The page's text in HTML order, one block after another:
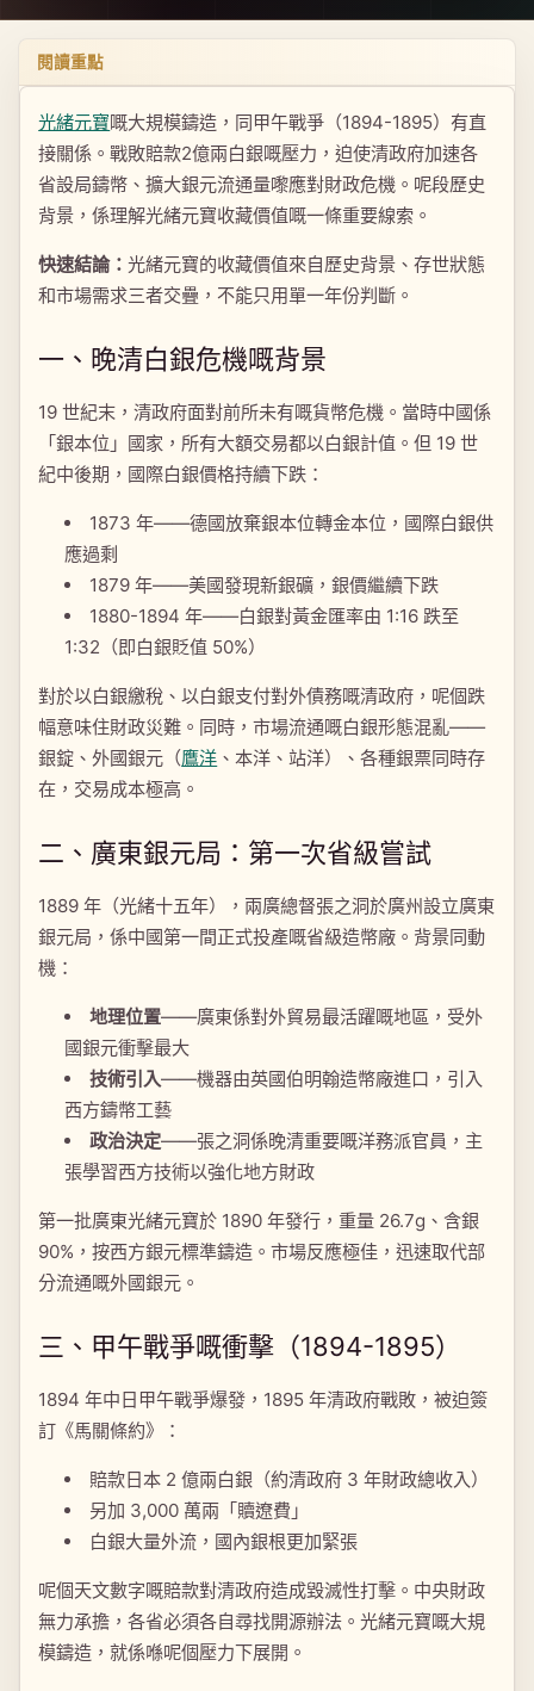
閱讀重點
光緒元寶嘅大規模鑄造，同甲午戰爭（1894-1895）有直
接關係。戰敗賠款2億兩白銀嘅壓力，迫使清政府加速各
省設局鑄幣、擴大銀元流通量嚟應對財政危機。呢段歷史
背景，係理解光緒元寶收藏價值嘅一條重要線索。
快速結論：光緒元寶的收藏價值來自歷史背景、存世狀態
和市場需求三者交疊，不能只用單一年份判斷。
一、晚清白銀危機嘅背景
19 世紀末，清政府面對前所未有嘅貨幣危機。當時中國係
「銀本位」國家，所有大額交易都以白銀計值。但 19 世
紀中後期，國際白銀價格持續下跌：
1873 年——德國放棄銀本位轉金本位，國際白銀供
應過剩
1879 年——美國發現新銀礦，銀價繼續下跌
1880-1894 年——白銀對黃金匯率由 1:16 跌至
1:32（即白銀貶值 50%）
對於以白銀繳稅、以白銀支付對外債務嘅清政府，呢個跌
幅意味住財政災難。同時，市場流通嘅白銀形態混亂——
銀錠、外國銀元（鷹洋 、本洋、站洋）、各種銀票同時存
在，交易成本極高。
二、廣東銀元局：第一次省級嘗試
1889 年（光緒十五年），兩廣總督張之洞於廣州設立廣東
銀元局，係中國第一間正式投產嘅省級造幣廠。背景同動
機：
地理位置——廣東係對外貿易最活躍嘅地區，受外
國銀元衝擊最大
技術引入——機器由英國伯明翰造幣廠進口，引入
西方鑄幣工藝
政治決定——張之洞係晚清重要嘅洋務派官員，主
張學習西方技術以強化地方財政
第一批廣東光緒元寶於 1890 年發行，重量 26.7g、含銀
90%，按西方銀元標準鑄造。市場反應極佳，迅速取代部
分流通嘅外國銀元。
三、甲午戰爭嘅衝擊（1894-1895）
1894 年中日甲午戰爭爆發，1895 年清政府戰敗，被迫簽
訂《馬關條約》：
賠款日本 2 億兩白銀（約清政府 3 年財政總收入）
另加 3,000 萬兩「贖遼費」
白銀大量外流，國內銀根更加緊張
呢個天文數字嘅賠款對清政府造成毀滅性打擊。中央財政
無力承擔，各省必須各自尋找開源辦法。光緒元寶嘅大規
模鑄造，就係喺呢個壓力下展開。